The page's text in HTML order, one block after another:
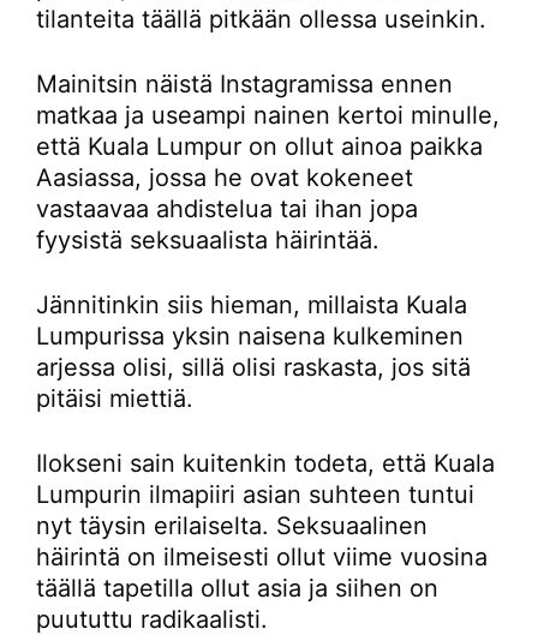
tilanteita täällä pitkään ollessa useinkin.
Mainitsin näistä Instagramissa ennen
matkaa ja useampi nainen kertoi minulle,
että Kuala Lumpur on ollut ainoa paikka
Aasiassa, jossa he ovat kokeneet
vastaavaa ahdistelua tai ihan jopa
fyysistä seksuaalista häirintää.
Jännitinkin siis hieman, millaista Kuala
Lumpurissa yksin naisena kulkeminen
arjessa olisi, sillä olisi raskasta, jos sitä
pitäisi miettiä.
Ilokseni sain kuitenkin todeta, että Kuala
Lumpurin ilmapiiri asian suhteen tuntui
nyt täysin erilaiselta. Seksuaalinen
häirintä on ilmeisesti ollut viime vuosina
täällä tapetilla ollut asia ja siihen on
puututtu radikaalisti.